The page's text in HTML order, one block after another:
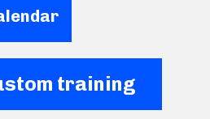
training